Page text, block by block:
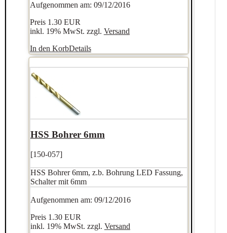
Aufgenommen am: 09/12/2016
Preis 1.30 EUR
inkl. 19% MwSt. zzgl. Versand
In den KorbDetails
HSS Bohrer 6mm
[150-057]
HSS Bohrer 6mm, z.b. Bohrung LED Fassung,
Schalter mit 6mm
Aufgenommen am: 09/12/2016
Preis 1.30 EUR
inkl. 19% MwSt. zzgl. Versand